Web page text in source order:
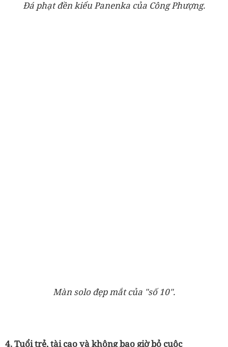
Đá phạt đền kiểu Panenka của Công Phượng.
Màn solo đẹp mắt của "số 10".
4. Tuổi trẻ, tài cao và không bao giờ bỏ cuộc